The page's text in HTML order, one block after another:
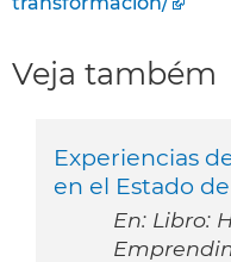
Veja também
Experiencias
en el Estado
En: Libro: